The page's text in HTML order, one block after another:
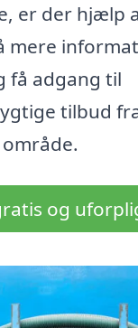
er der hjælp
mere
få adgang til
tilbud
og